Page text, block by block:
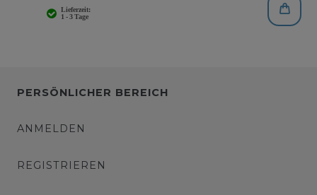
PERSÖNLICHER BEREICH
ANMELDEN
REGISTRIEREN